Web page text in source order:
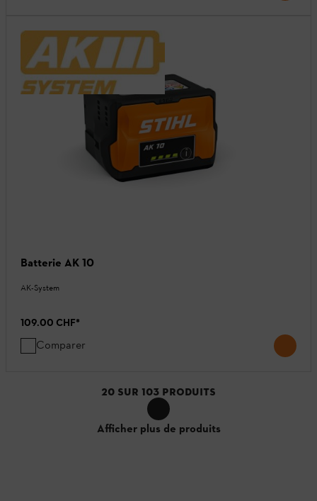
Batterie AK 10
AK-System
109.00 CHF*
Comparer
20 SUR 103 PRODUITS
Afficher plus de produits